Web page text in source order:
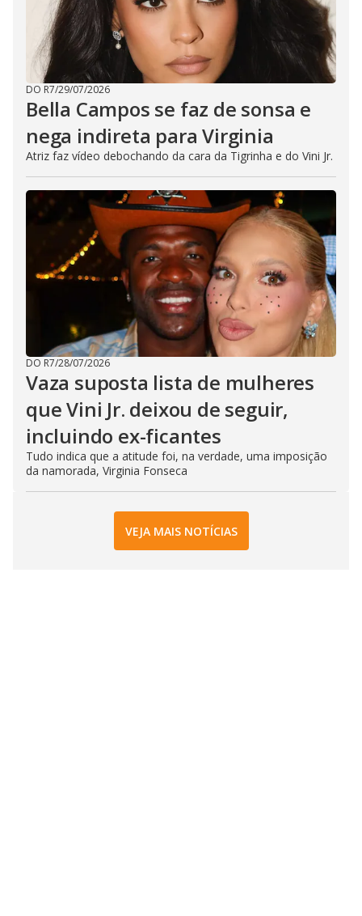
DO R7/29/07/2026
Bella Campos se faz de sonsa e
nega indireta para Virginia
Atriz faz vídeo debochando da cara da Tigrinha e do Vini Jr.
DO R7/28/07/2026
Vaza suposta lista de mulheres
que Vini Jr. deixou de seguir,
incluindo ex-ficantes
Tudo indica que a atitude foi, na verdade, uma imposição
da namorada, Virginia Fonseca
VEJA MAIS NOTÍCIAS